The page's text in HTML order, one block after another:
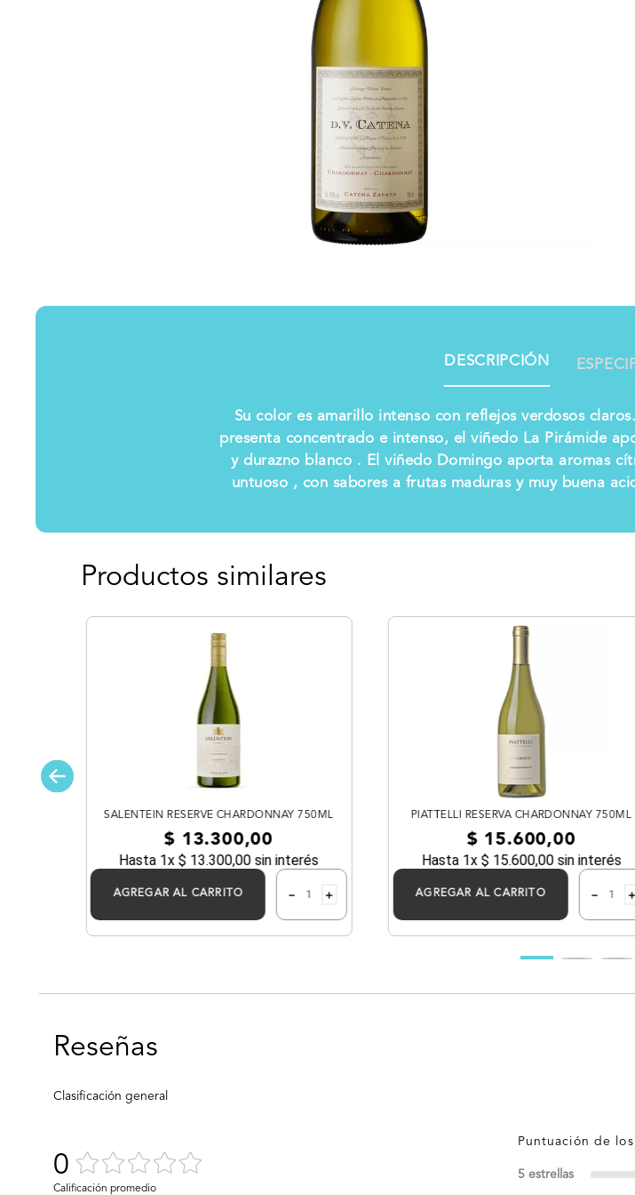
DESCRIPCIÓN
Su color es amarillo intenso con reflejos verdosos
presenta concentrado e intenso, el viñedo La Pirámide
y durazno blanco . El viñedo Domingo aporta aromas
untuoso , con sabores a frutas maduras y muy buena
Productos similares
SALENTEIN RESERVE CHARDONNAY 750ML
$ 13.300,00
Hasta 1x $ 13.300,00sin interés
AGREGAR AL CARRITO ＋
－
PIATTELLI RESERVA CHARDONNAY 750ML
$ 15.600,00
Hasta 1x $ 15.600,00sin interés
AGREGAR AL CARRITO ＋
－
0 5 estrellas